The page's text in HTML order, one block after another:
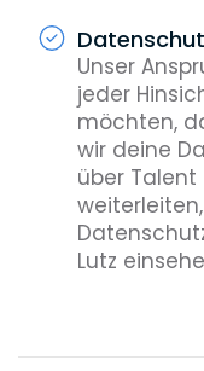
Unser
jeder
möchten,
wir deine
über
Lutz